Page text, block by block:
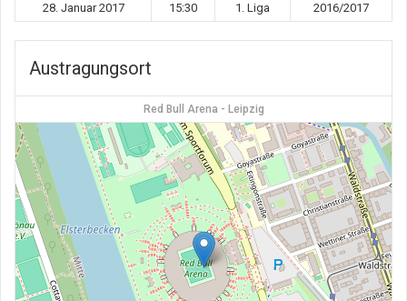
28. Januar 2017 15:30 1. Liga 2016/2017
Austragungsort
Red Bull Arena - Leipzig